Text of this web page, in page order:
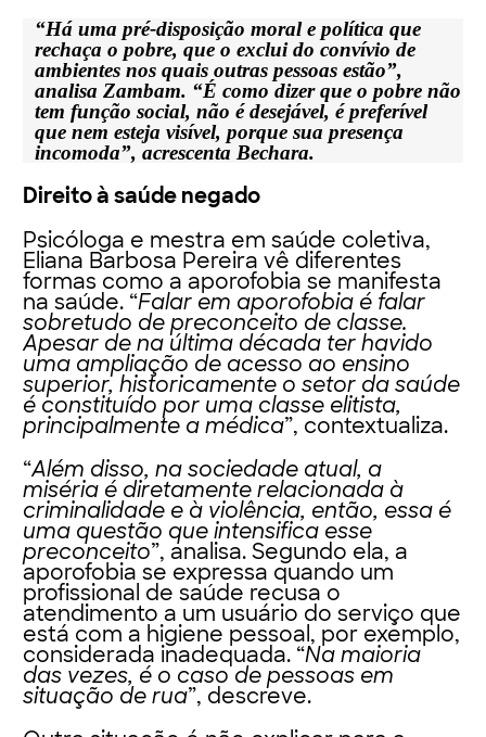
“Há uma pré-disposição moral e política que
rechaça o pobre, que o exclui do convívio de
ambientes nos quais outras pessoas estão”,
analisa Zambam. “É como dizer que o pobre não
tem função social, não é desejável, é preferível
que nem esteja visível, porque sua presença
incomoda”, acrescenta Bechara.
Direito à saúde negado
Psicóloga e mestra em saúde coletiva,
Eliana Barbosa Pereira vê diferentes
formas como a aporofobia se manifesta
na saúde. “Falar em aporofobia é falar
sobretudo de preconceito de classe.
Apesar de na última década ter havido
uma ampliação de acesso ao ensino
superior, historicamente o setor da saúde
é constituído por uma classe elitista,
principalmente a médica”, contextualiza.
“Além disso, na sociedade atual, a
miséria é diretamente relacionada à
criminalidade e à violência, então, essa é
uma questão que intensifica esse
preconceito”, analisa. Segundo ela, a
aporofobia se expressa quando um
profissional de saúde recusa o
atendimento a um usuário do serviço que
está com a higiene pessoal, por exemplo,
considerada inadequada. “Na maioria
das vezes, é o caso de pessoas em
situação de rua”, descreve.